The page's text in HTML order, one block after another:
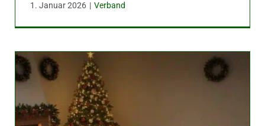
1. Januar 2026 | Verband